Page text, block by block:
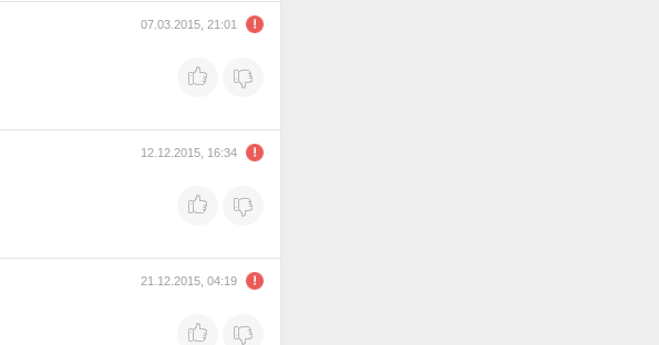
07.03.2015, 21:01
12.12.2015, 16:34
21.12.2015, 04:19